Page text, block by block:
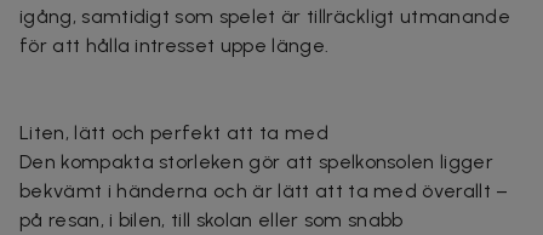
igång, samtidigt som spelet är tillräckligt utmanande
för att hålla intresset uppe länge.
Liten, lätt och perfekt att ta med
Den kompakta storleken gör att spelkonsolen ligger
bekvämt i händerna och är lätt att ta med överallt –
på resan, i bilen, till skolan eller som snabb